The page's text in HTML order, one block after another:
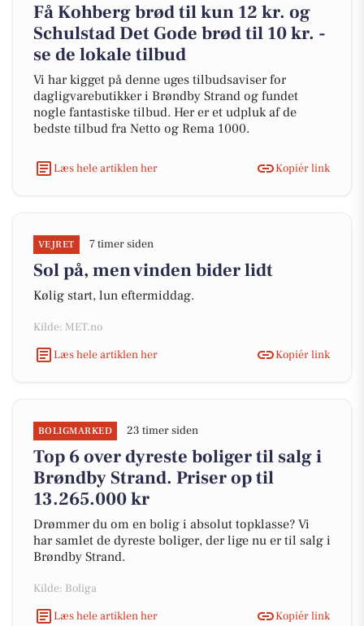
Få Kohberg brød til kun 12 kr. og
Schulstad Det Gode brød til 10 kr. -
se de lokale tilbud
Vi har kigget på denne uges tilbudsaviser for
dagligvarebutikker i Brøndby Strand og fundet
nogle fantastiske tilbud. Her er et udpluk af de
bedste tilbud fra Netto og Rema 1000.
Læs hele artiklen her Kopiér link
VEJRET 7 timer siden
Sol på, men vinden bider lidt
Kølig start, lun eftermiddag.
Kilde: MET.no
Læs hele artiklen her
Kopiér link
BOLIGMARKED 23 timer siden
Top 6 over dyreste boliger til salg i
Brøndby Strand. Priser op til
13.265.000 kr
Drømmer du om en bolig i absolut topklasse? Vi
har samlet de dyreste boliger, der lige nu er til salg i
Brøndby Strand.
Kilde: Boliga
Læs hele artiklen her
Kopiér link